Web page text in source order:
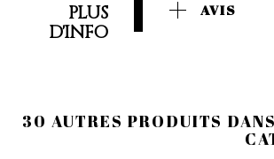
PLUS
D'INFO
AVIS
30 AUTRES PRODUITS